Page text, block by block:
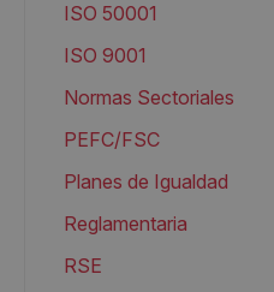
ISO 50001
ISO 9001
Normas Sectoriales
PEFC/FSC
Planes de Igualdad
Reglamentaria
RSE